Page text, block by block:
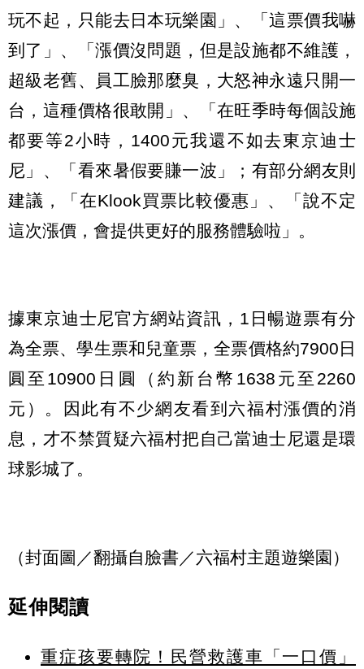
玩不起，只能去日本玩樂園」、「這票價我嚇
到了」、「漲價沒問題，但是設施都不維護，
超級老舊、員工臉那麼臭，大怒神永遠只開一
台，這種價格很敢開」、「在旺季時每個設施
都要等2小時，1400元我還不如去東京迪士
尼」、「看來暑假要賺一波」；有部分網友則
建議，「在Klook買票比較優惠」、「說不定
這次漲價，會提供更好的服務體驗啦」。
據東京迪士尼官方網站資訊，1日暢遊票有分
為全票、學生票和兒童票，全票價格約7900日
圓至10900日圓（約新台幣1638元至2260
元）。因此有不少網友看到六福村漲價的消
息，才不禁質疑六福村把自己當迪士尼還是環
球影城了。
（封面圖／翻攝自臉書／六福村主題遊樂園）
延伸閱讀
重症孩要轉院！民營救護車「一口價」